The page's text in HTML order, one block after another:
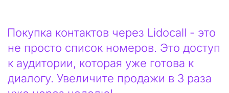
Покупка контактов через Lidocall - это
не просто список номеров. Это доступ
к аудитории, которая уже готова к
диалогу. Увеличите продажи в 3 раза